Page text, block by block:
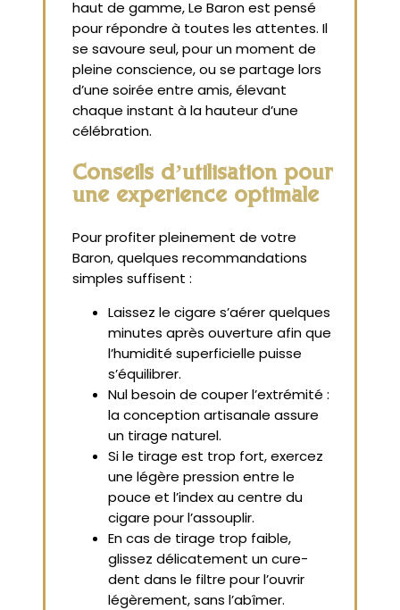
haut de gamme, Le Baron est pensé
pour répondre à toutes les attentes. Il
se savoure seul, pour un moment de
pleine conscience, ou se partage lors
d’une soirée entre amis, élevant
chaque instant à la hauteur d’une
célébration.
Conseils d’utilisation pour
une expérience optimale
Pour profiter pleinement de votre
Baron, quelques recommandations
simples suffisent :
Laissez le cigare s’aérer quelques
minutes après ouverture afin que
l’humidité superficielle puisse
s’équilibrer.
Nul besoin de couper l’extrémité :
la conception artisanale assure
un tirage naturel.
Si le tirage est trop fort, exercez
une légère pression entre le
pouce et l’index au centre du
cigare pour l’assouplir.
En cas de tirage trop faible,
glissez délicatement un cure-
dent dans le filtre pour l’ouvrir
légèrement, sans l’abîmer.